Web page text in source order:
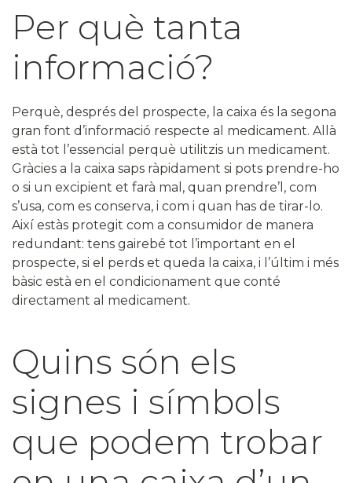
Per què tanta
informació?
Perquè, després del prospecte, la caixa és la segona
gran font d’informació respecte al medicament. Allà
està tot l’essencial perquè utilitzis un medicament.
Gràcies a la caixa saps ràpidament si pots prendre-ho
o si un excipient et farà mal, quan prendre’l, com
s’usa, com es conserva, i com i quan has de tirar-lo.
Així estàs protegit com a consumidor de manera
redundant: tens gairebé tot l’important en el
prospecte, si el perds et queda la caixa, i l’últim i més
bàsic està en el condicionament que conté
directament al medicament.
Quins són els
signes i símbols
que podem trobar